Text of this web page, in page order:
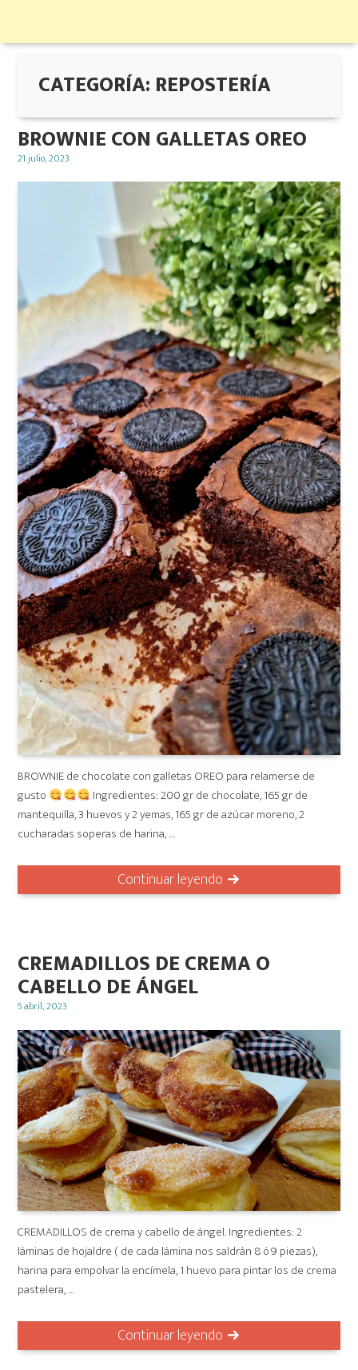
CATEGORÍA: REPOSTERÍA
BROWNIE CON GALLETAS OREO
Posted
21 julio, 2023
BROWNIE de chocolate con galletas OREO para relamerse de
gusto
Ingredientes: 200 gr de chocolate, 165 gr de
mantequilla, 3 huevos y 2 yemas, 165 gr de azúcar moreno, 2
cucharadas soperas de harina, …
Continuar leyendo
CREMADILLOS DE CREMA O
CABELLO DE ÁNGEL
Posted
6 abril, 2023
CREMADILLOS de crema y cabello de ángel. Ingredientes: 2
láminas de hojaldre ( de cada lámina nos saldrán 8 ó 9 piezas),
harina para empolvar la encímela, 1 huevo para pintar los de crema
pastelera, …
Continuar leyendo